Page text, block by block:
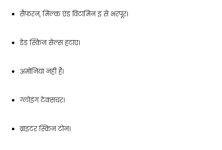
सैफरन, मिल्क एंड विटामिन इ से भरपूर।
डेड स्किन सेल्स हटाए।
अमोनिया नहीं हैं।
ग्लोइंग टेक्सचर।
ब्राइटर स्किन टोन।